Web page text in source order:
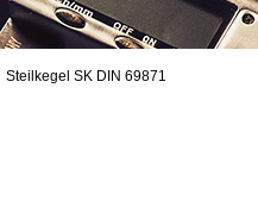
Steilkegel SK DIN 69871